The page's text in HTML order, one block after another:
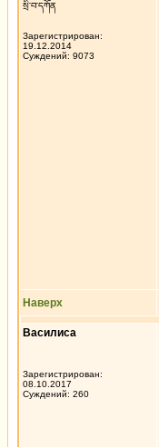
སྲི་བ་དཀོན
Зарегистрирован:
19.12.2014
Суждений: 9073
Наверх
Василиса
Зарегистрирован:
08.10.2017
Суждений: 260